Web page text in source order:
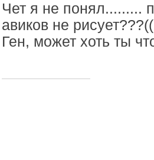
Чет я не понял.........
авиков не
Ген, может хоть ты